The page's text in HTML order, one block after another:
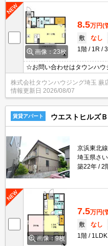
画像：23枚
8.5万円(
敷
なし
1階
1R
☆お問い合わせはタウンハウ
決済相談☆オンラインでの内
株式会社タウンハウジング埼玉 蕨
情報更新日 2026/08/07
賃貸アパート ウエストヒルズＢ
京浜東北
埼玉県さ
築22年
2
画像：9枚
7.5万円(
敷
なし
1階
1LDK